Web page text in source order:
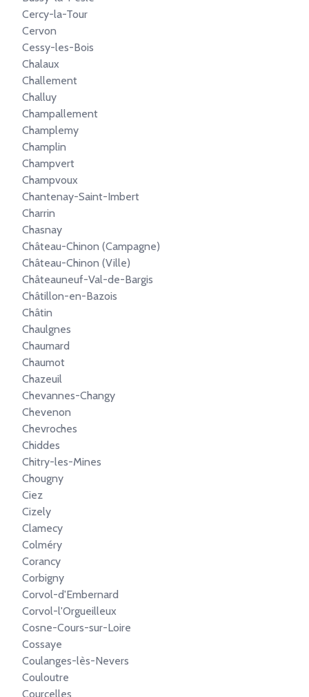
Cercy-la-Tour
Cervon
Cessy-les-Bois
Chalaux
Challement
Challuy
Champallement
Champlemy
Champlin
Champvert
Champvoux
Chantenay-Saint-Imbert
Charrin
Chasnay
Château-Chinon (Campagne)
Château-Chinon (Ville)
Châteauneuf-Val-de-Bargis
Châtillon-en-Bazois
Châtin
Chaulgnes
Chaumard
Chaumot
Chazeuil
Chevannes-Changy
Chevenon
Chevroches
Chiddes
Chitry-les-Mines
Chougny
Ciez
Cizely
Clamecy
Colméry
Corancy
Corbigny
Corvol-d'Embernard
Corvol-l'Orgueilleux
Cosne-Cours-sur-Loire
Cossaye
Coulanges-lès-Nevers
Couloutre
Courcelles